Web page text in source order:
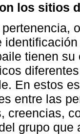
los sitios
tienen
En estos
entre las
creencias,
grupo que